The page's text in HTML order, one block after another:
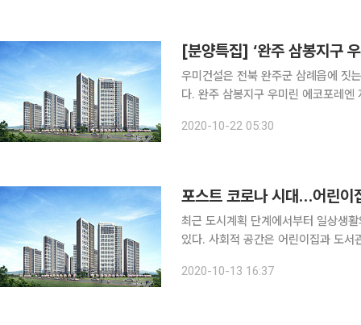
[분양특집] ‘완주 삼봉지구
우미건설은 전북 완주군 삼례읍에 짓
다. 완주 삼봉지구 우미린 에코포레엔 지하 1층~지상 25층 높이로 9개 동(棟)이 들어선다. 총 818
2020-10-22 05:30
포스트 코로나 시대…어린이
최근 도시계획 단계에서부터 일상생
있다. 사회적 공간은 어린이집과 도서
2020-10-13 16:37